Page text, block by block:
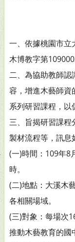
一、依據桃園市立
木博教字第
二、為協助教師認
容，增進木藝師資
系列研習課程，以
三、旨揭研習課程
製材流程等，訊息
(一)時間：109年8
時。
(二)地點：大溪木
各相關場域。
(三)對象：每場次
推動木藝教育的國